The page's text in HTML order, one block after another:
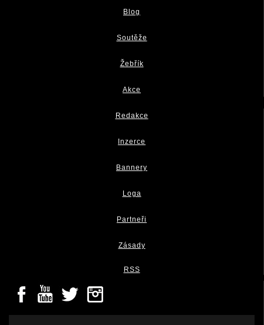
Blog
Soutěže
Žebřík
Akce
Redakce
Inzerce
Bannery
Loga
Partneři
Zásady
RSS